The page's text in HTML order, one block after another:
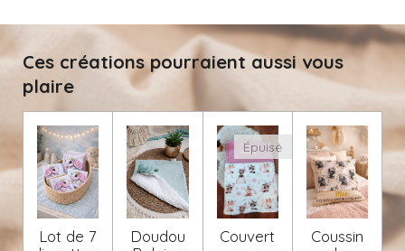
Ces créations pourraient aussi vous
plaire
Lot de 7
Doudou
Épuisé
Couvert
Coussin